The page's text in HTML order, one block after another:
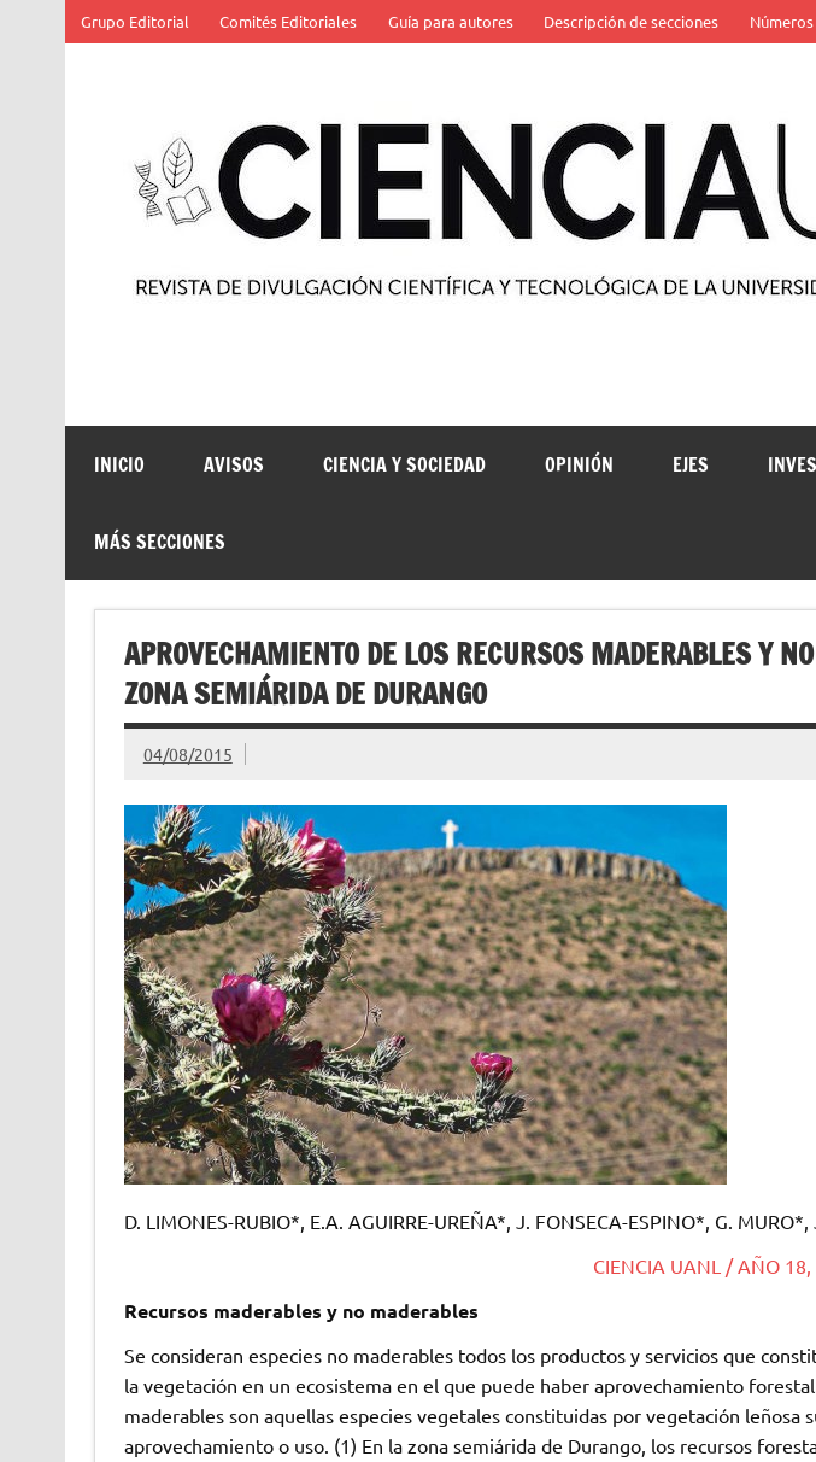
contenido
Grupo Editorial Comités Editoriales Guía para autores Descripción de secciones
INICIO AVISOS CIENCIA Y SOCIEDAD OPINIÓN EJES
MÁS SECCIONES
APROVECHAMIENTO DE LOS RECURSOS MADERABLES Y
ZONA SEMIÁRIDA DE DURANGO
04/08/2015
D. LIMONES-RUBIO*, E.A. AGUIRRE-UREÑA*, J. FONSECA-ESPINO*, G. MURO*,
CIENCIA UANL / AÑO
Recursos maderables y no maderables
Se consideran especies no maderables todos los productos y servicios que
la vegetación en un ecosistema en el que puede haber aprovechamiento
maderables son aquellas especies vegetales constituidas por vegetación leñosa
aprovechamiento o uso. (1) En la zona semiárida de Durango, los recursos